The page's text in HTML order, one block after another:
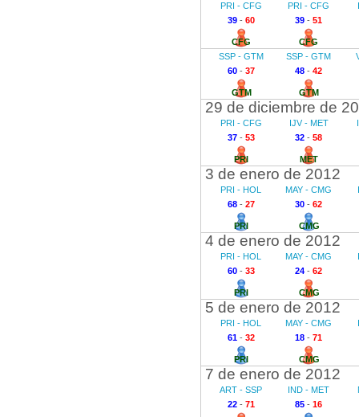
PRI - CFG
39- 60
CFG
PRI - CFG
39 - 51
CFG
SSP - GTM
60- 37
GTM
SSP - GTM
48 - 42
GTM
29 de diciembre de
PRI - CFG
37- 53
PRI
IJV - MET
32 - 58
MET
3 de enero de 2012
PRI - HOL
68- 27
PRI
MAY - CMG
30 - 62
CMG
4 de enero de 2012
PRI - HOL
60- 33
PRI
MAY - CMG
24 - 62
CMG
5 de enero de 2012
PRI - HOL
61- 32
PRI
MAY - CMG
18 - 71
CMG
7 de enero de 2012
ART - SSP
22- 71
IND - MET
85 - 16